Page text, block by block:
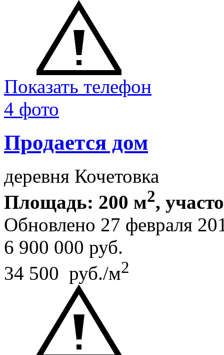
Показать телефон
4 фото
Продается дом
деревня Кочетовка
Площадь: 200 м2,
Обновлено 27 февраля
6 900 000 руб.
34 500 руб./м2